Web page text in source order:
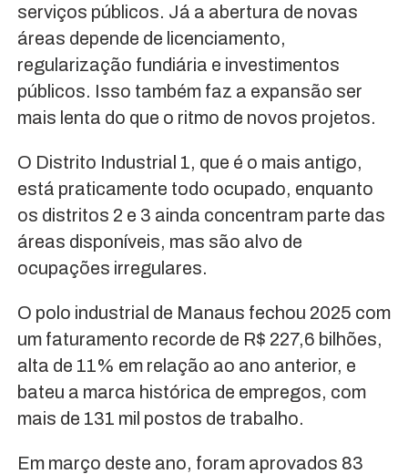
serviços públicos. Já a abertura de novas
áreas depende de licenciamento,
regularização fundiária e investimentos
públicos. Isso também faz a expansão ser
mais lenta do que o ritmo de novos projetos.
O Distrito Industrial 1, que é o mais antigo,
está praticamente todo ocupado, enquanto
os distritos 2 e 3 ainda concentram parte das
áreas disponíveis, mas são alvo de
ocupações irregulares.
O polo industrial de Manaus fechou 2025 com
um faturamento recorde de R$ 227,6 bilhões,
alta de 11% em relação ao ano anterior, e
bateu a marca histórica de empregos, com
mais de 131 mil postos de trabalho.
Em março deste ano, foram aprovados 83